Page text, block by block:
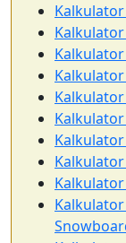
Kalkulator
Kalkulator